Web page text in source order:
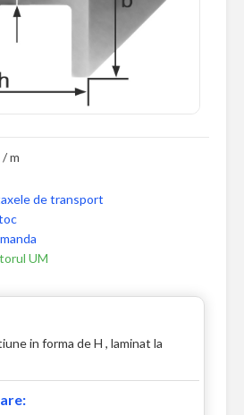
/ m
de transport
UM
in forma de H , laminat la